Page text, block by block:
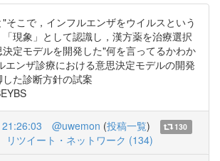
そこで，インフルエンザをウイルスという
「現象」として認識し，漢方薬を治療選択
定モデルを開発した"何を言ってるかわか
エンザ診療における意思決定モデルの開発
た診断方針の試案
@uwemon (投稿一覧)
130
リツイート・ネットワーク (134)